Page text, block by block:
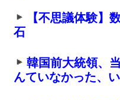
【不思議体験】
石
韓国前大統領、
んていなかった、